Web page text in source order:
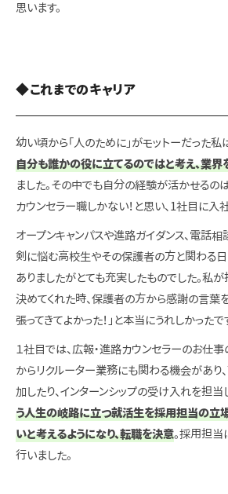
思います。
◆これまでのキャリア
幼い頃から「人のために」がモットーだった私は
自分も誰かの役に立てるのではと考え、業界
ました。その中でも自分の経験が活かせるの
カウンセラー職しかない！と思い、1社目に入
オープンキャンパスや進路ガイダンス、電話相
剣に悩む高校生やその保護者の方と関わる日
ありましたがとても充実したものでした。私
決めてくれた時、保護者の方から感謝の言葉
張ってきてよかった！」と本当にうれしかったで
１社目では、広報・進路カウンセラーのお仕
からリクルーター業務にも関わる機会があり
加したり、インターンシップの受け入れを担当
う人生の岐路に立つ就活生を採用担当の立
いと考えるようになり、転職を決意。採用担当
行いました。